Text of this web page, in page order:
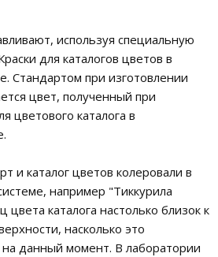
используя специальную
для каталогов цветов в
Стандартом при изготовлении
цвет, полученный при
цветового каталога в
и каталог цветов колеровали в
например "Тиккурила
каталога настолько близок к
насколько это
данный момент. В лаборатории